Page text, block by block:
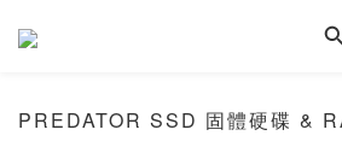
PREDATOR SSD 固體硬碟 &